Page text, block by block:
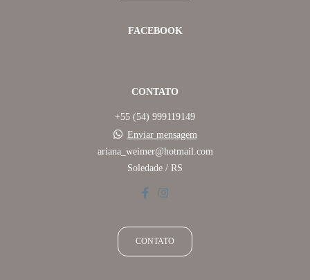
FACEBOOK
CONTATO
+55 (54) 999119149
Enviar mensagem
ariana_weimer@hotmail.com
Soledade / RS
CONTATO